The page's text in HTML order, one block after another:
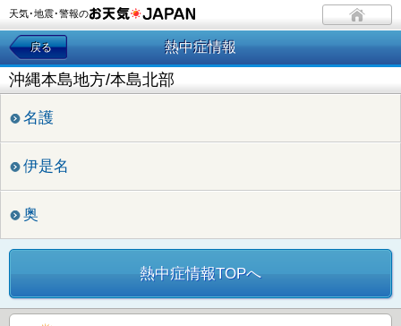
天気･地震･警報の
戻る 熱中症情報
沖縄本島地方/本島北部
名護
伊是名
奥
熱中症情報TOPへ